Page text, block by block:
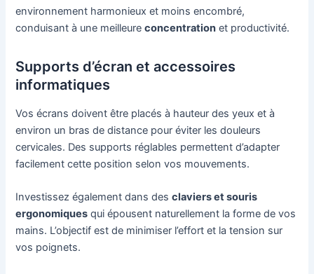
environnement harmonieux et moins encombré,
conduisant à une meilleureconcentration et productivité.
Supports d’écran et accessoires
informatiques
Vos écrans doivent être placés à hauteur des yeux et à
environ un bras de distance pour éviter les douleurs
cervicales. Des supports réglables permettent d’adapter
facilement cette position selon vos mouvements.
Investissez également dans desclaviers et souris
ergonomiques qui épousent naturellement la forme de vos
mains. L’objectif est de minimiser l’effort et la tension sur
vos poignets.